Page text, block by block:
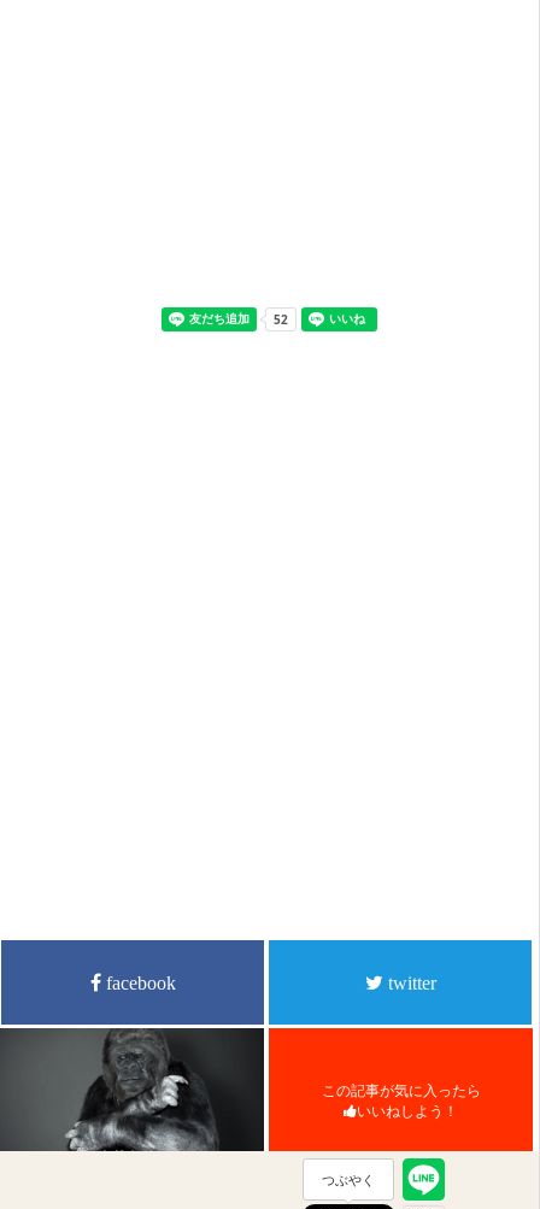
facebook twitter
この記事が気に入ったら
いいねしよう！
つぶやく